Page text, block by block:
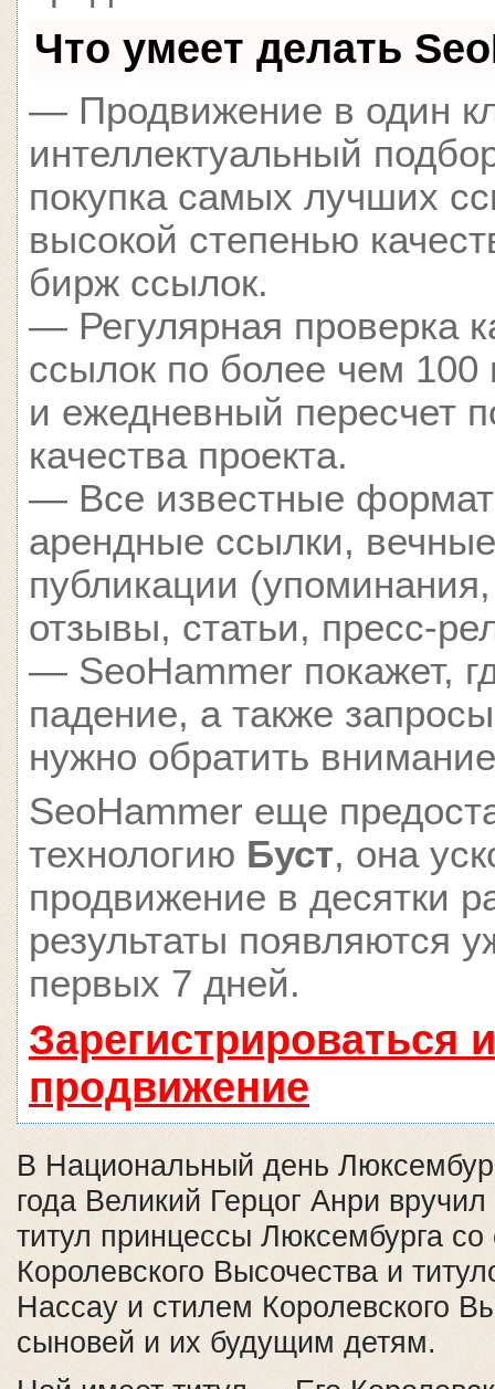
Что умеет делать
— Продвижение в один
интеллектуальный
покупка самых лучших
высокой степенью
бирж ссылок.
— Регулярная проверка
ссылок по более чем 100
и ежедневный пересчет
качества проекта.
— Все известные
арендные ссылки,
публикации
отзывы, статьи, пресс-
— SeoHammer покажет,
падение, а также
нужно обратить
SeoHammer еще
технологию Буст, она
продвижение в десятки
результаты появляются
первых 7 дней.
Зарегистрироваться
продвижение
В Национальный день
года Великий Герцог Анри
титул принцессы Люксембурга
Королевского Высочества и
Нассау и стилем Королевского
сыновей и их будущим детям.